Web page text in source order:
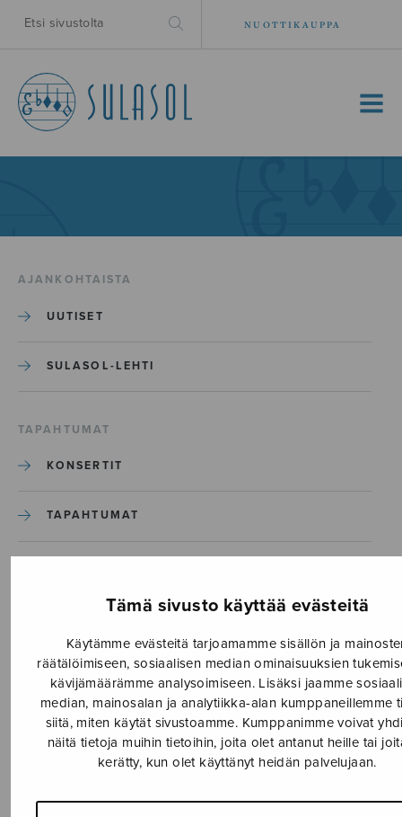
Tämä sivusto käyttää evästeitä
Käytämme evästeitä tarjoamamme sisällön ja
räätälöimiseen, sosiaalisen median ominaisuuksien
kävijämäärämme analysoimiseen. Lisäksi jaamme
median, mainosalan ja analytiikka-alan kumppaneillemme
siitä, miten käytät sivustoamme. Kumppanimme voivat
näitä tietoja muihin tietoihin, joita olet antanut heille tai
kerätty, kun olet käyttänyt heidän palvelujaan.
NUOTTIKAUPPA
MENU
AJANKOHTAISTA
UUTISET
SULASOL-LEHTI
TAPAHTUMAT
KONSERTIT
TAPAHTUMAT
6a059830c40fd8122614fecc_fssmf